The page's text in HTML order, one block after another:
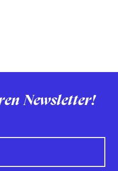
Newsletter!